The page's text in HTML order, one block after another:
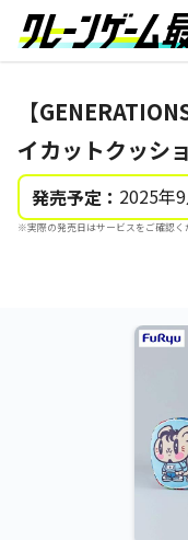
【
イカットクッシ
発売予定： 2025年
※実際の発売日はサービスをご確認く